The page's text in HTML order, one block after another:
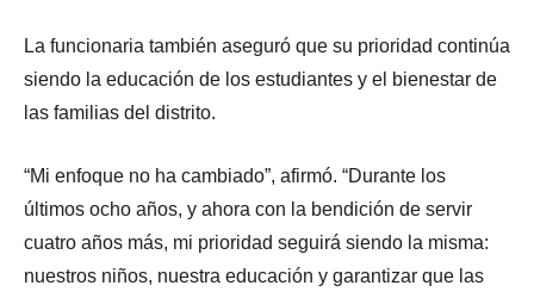
La funcionaria también aseguró que su prioridad continúa
siendo la educación de los estudiantes y el bienestar de
las familias del distrito.
“Mi enfoque no ha cambiado”, afirmó. “Durante los
últimos ocho años, y ahora con la bendición de servir
cuatro años más, mi prioridad seguirá siendo la misma:
nuestros niños, nuestra educación y garantizar que las